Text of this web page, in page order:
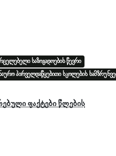
საზოგადოების წევრი
პირველდაწყებითი სკოლების